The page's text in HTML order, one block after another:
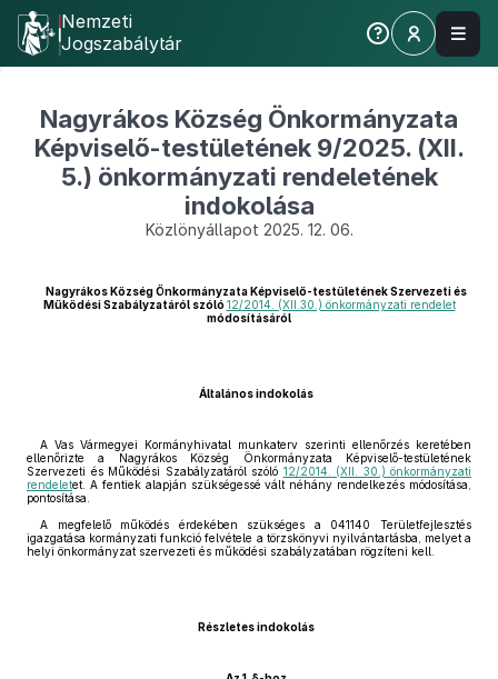
Nemzeti
Jogszabálytár
Nagyrákos Község Önkormányzata
Képviselő-testületének 9/2025. (XII.
5.) önkormányzati rendeletének
indokolása
Közlönyállapot 2025. 12. 06.
Nagyrákos Község Önkormányzata Képviselő-testületének Szervezeti és
Működési Szabályzatáról szóló 12/2014. (XII.30.) önkormányzati rendelet
módosításáról
Általános indokolás
A Vas Vármegyei Kormányhivatal munkaterv szerinti ellenőrzés keretében
ellenőrizte a Nagyrákos Község Önkormányzata Képviselő-testületének
Szervezeti és Működési Szabályzatáról szóló 12/2014. (XII. 30.) önkormányzati
rendeletet. A fentiek alapján szükségessé vált néhány rendelkezés módosítása,
pontosítása.
A megfelelő működés érdekében szükséges a 041140 Területfejlesztés
igazgatása kormányzati funkció felvétele a törzskönyvi nyilvántartásba, melyet a
helyi önkormányzat szervezeti és működési szabályzatában rögzíteni kell.
Részletes indokolás